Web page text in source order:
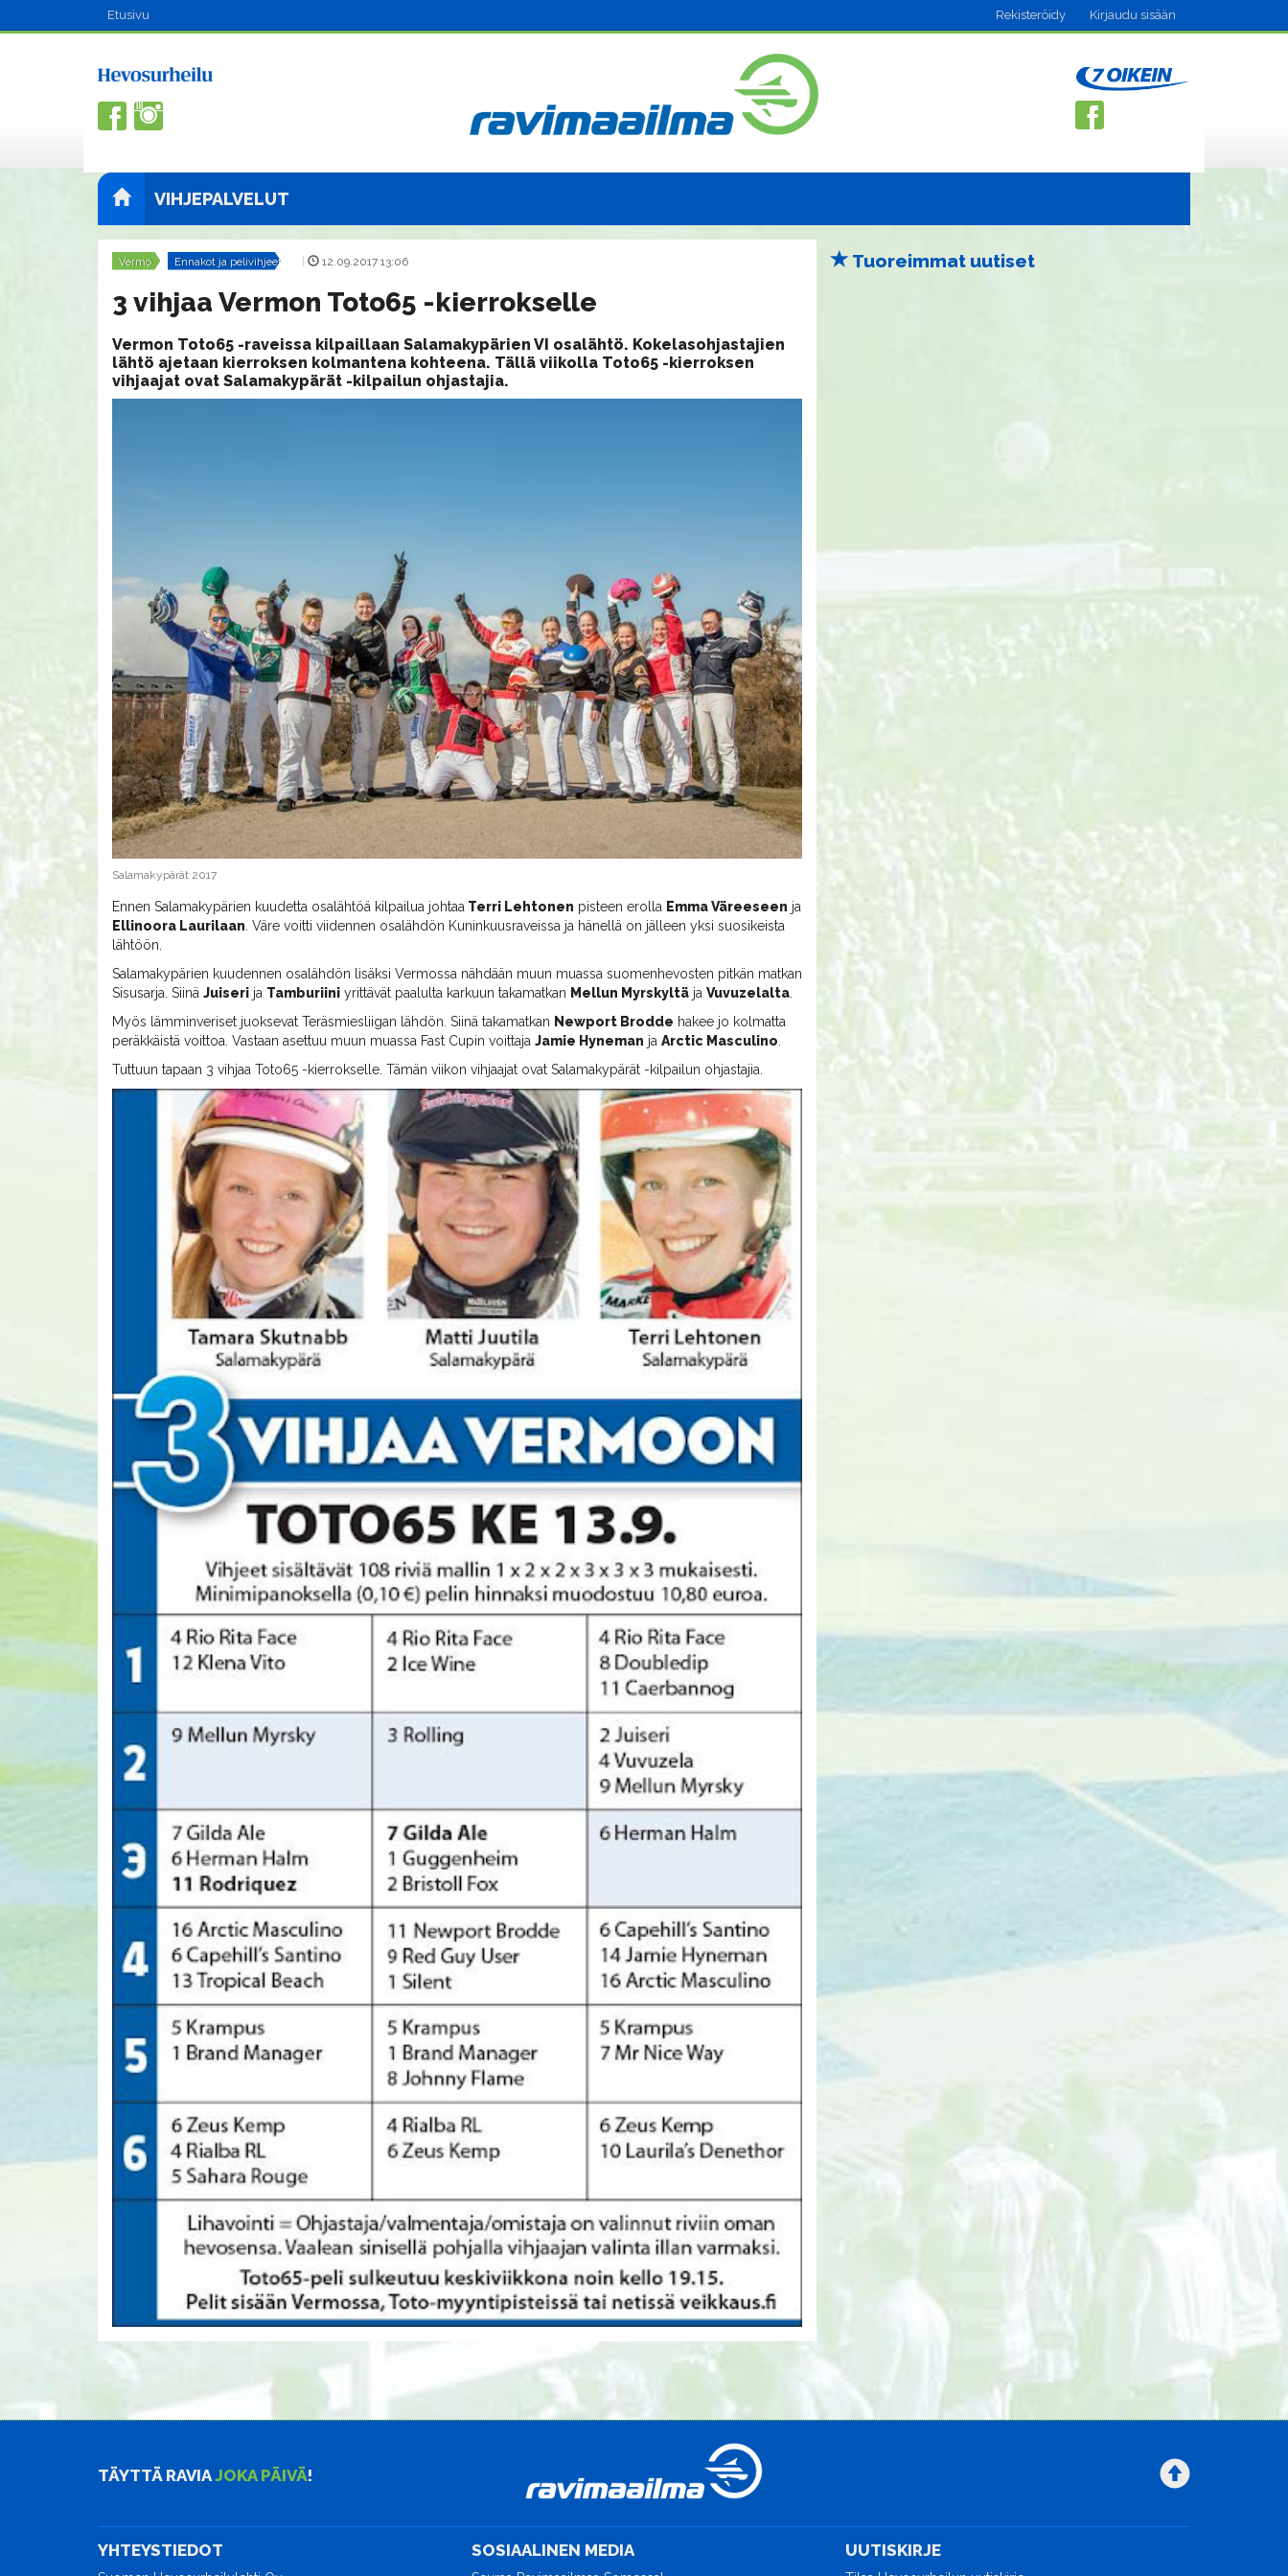
Etusivu Rekisteröidy Kirjaudu sisään
VIHJEPALVELUT
Vermo Ennakot ja pelivihjeet 12.09.2017 13:06
3 vihjaa Vermon Toto65 -kierrokselle
Vermon Toto65 -raveissa kilpaillaan Salamakypärien VI osalähtö. Kokelasohjastajien
lähtö ajetaan kierroksen kolmantena kohteena. Tällä viikolla Toto65 -kierroksen
vihjaajat ovat Salamakypärät -kilpailun ohjastajia.
Salamakypärät 2017
Ennen Salamakypärien kuudetta osalähtöä kilpailua johtaa Terri Lehtonen pisteen erolla Emma Väreeseen ja
Ellinoora Laurilaan. Väre voitti viidennen osalähdön Kuninkuusraveissa ja hänellä on jälleen yksi suosikeista
lähtöön.
Salamakypärien kuudennen osalähdön lisäksi Vermossa nähdään muun muassa suomenhevosten pitkän matkan
Sisusarja. Siinä Juiseri ja Tamburiini yrittävät paalulta karkuun takamatkan Mellun Myrskyltä ja Vuvuzelalta.
Myös lämminveriset juoksevat Teräsmiesliigan lähdön. Siinä takamatkan Newport Brodde hakee jo kolmatta
peräkkäistä voittoa. Vastaan asettuu muun muassa Fast Cupin voittaja Jamie Hyneman ja Arctic Masculino.
Tuttuun tapaan 3 vihjaa Toto65 -kierrokselle. Tämän viikon vihjaajat ovat Salamakypärät -kilpailun ohjastajia.
Tuoreimmat uutiset
TÄYTTÄ RAVIAJOKA PÄIVÄ!
YHTEYSTIEDOT SOSIAALINEN MEDIA UUTISKIRJE